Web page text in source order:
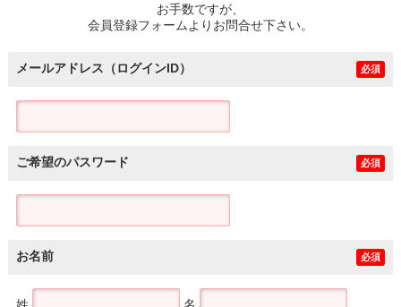
お手数ですが、
会員登録フォームよりお問合せ下さい。
メールアドレス（ログインID） 必須
ご希望のパスワード 必須
お名前 必須
姓 名